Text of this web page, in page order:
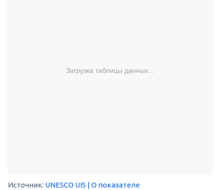
Загрузка таблицы данных...
Источник: UNESCO UIS | О показателе